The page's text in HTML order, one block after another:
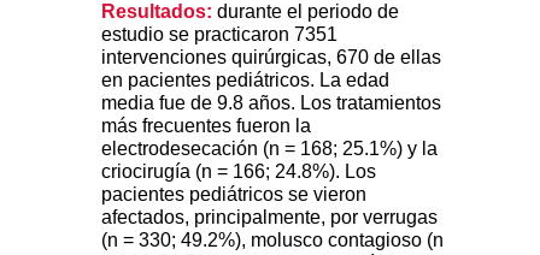
Resultados: durante el periodo de
estudio se practicaron 7351
intervenciones quirúrgicas, 670 de ellas
en pacientes pediátricos. La edad
media fue de 9.8 años. Los tratamientos
más frecuentes fueron la
electrodesecación (n = 168; 25.1%) y la
criocirugía (n = 166; 24.8%). Los
pacientes pediátricos se vieron
afectados, principalmente, por verrugas
(n = 330; 49.2%), molusco contagioso (n